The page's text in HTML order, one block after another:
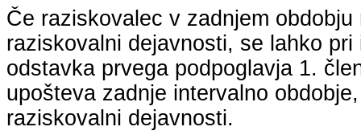
Če raziskovalec v zadnjem
raziskovalni dejavnosti, se lahko
odstavka prvega podpoglavja 1.
upošteva zadnje intervalno
raziskovalni dejavnosti.